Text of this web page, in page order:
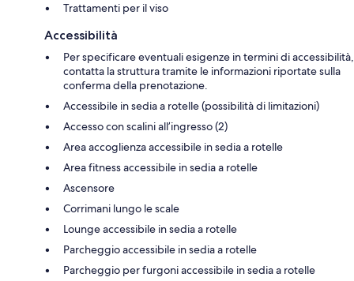
Trattamenti per il viso
Accessibilità
Per specificare eventuali esigenze in termini di accessibilità,
contatta la struttura tramite le informazioni riportate sulla
conferma della prenotazione.
Accessibile in sedia a rotelle (possibilità di limitazioni)
Accesso con scalini all’ingresso (2)
Area accoglienza accessibile in sedia a rotelle
Area fitness accessibile in sedia a rotelle
Ascensore
Corrimani lungo le scale
Lounge accessibile in sedia a rotelle
Parcheggio accessibile in sedia a rotelle
Parcheggio per furgoni accessibile in sedia a rotelle